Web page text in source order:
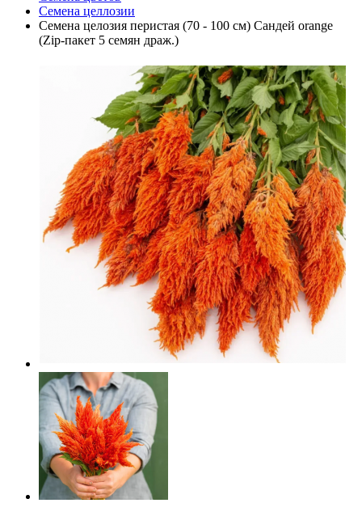
Семена целлозии
Семена целозия перистая (70 - 100 см) Сандей orange
(Zip-пакет 5 семян драж.)